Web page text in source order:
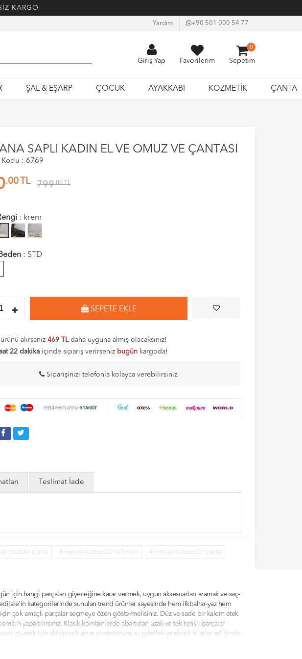
KARGO
Yardım +90 501 000 54 77
Giriş Yap Favorilerim Sepetim
0
ŞAL & EŞARP ÇOCUK AYAKKABI KOZMETİK ÇANTA
SAPLI KADIN EL VE OMUZ VE ÇANTASI
: 6769
.00 TL 799.00 TL
: krem
: STD
SEPETE EKLE
alırsanız 469 TLdaha uyguna almış olacaksınız!
22 dakika içinde sipariş verirseniz bugün kargoda!
Siparişinizi telefonla kolayca verebilirsiniz.
Teslimat İade
tesettür çanta krem askılı tesettür ürünleri krem askılı tesettür çanta
hangi parçaları giyeceğine karar vermek, uygun aksesuarları aramak ve saç-
kategorilerinde sunulan trend ürünler sayesinde hem ilkbahar-yaz hem
çok amaçlı parçalar seçmeye özen göstermelisiniz. Düz ve sade bir kalem etek
yapabilirsiniz. Klasik kombinlerde abartıdan uzak ve tek renkli parçalar
giymek için aldığınız kumaş pantolonunuzu gömlek ya da şık bluzlar eşliğinde
yapabilmek için yedilale.com kategorilerinde sunulan ürünler arasından